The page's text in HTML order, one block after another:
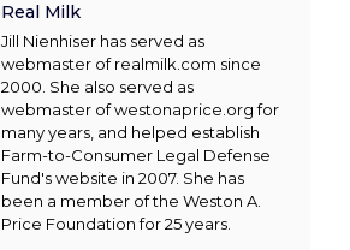
Real Milk
Jill Nienhiser has served as
webmaster of realmilk.com since
2000. She also served as
webmaster of westonaprice.org for
many years, and helped establish
Farm-to-Consumer Legal Defense
Fund's website in 2007. She has
been a member of the Weston A.
Price Foundation for 25 years.